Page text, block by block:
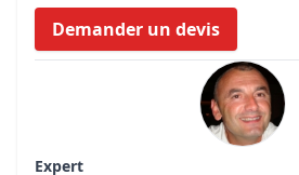
Demander un devis
Expert